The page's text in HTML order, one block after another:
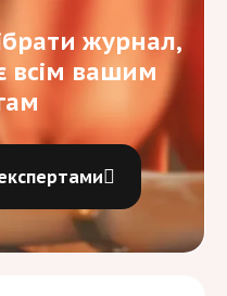
журнал,
всім вашим